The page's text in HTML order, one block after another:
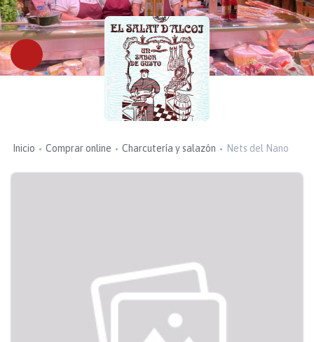
Inicio Comprar online Charcutería y salazón Nets del Nano